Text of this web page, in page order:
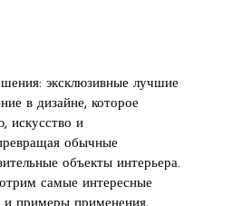
эксклюзивные лучшие
в дизайне, которое
искусство и
обычные
объекты интерьера.
самые интересные
и примеры применения,